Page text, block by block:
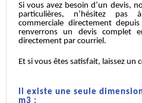
Si vous avez besoin d’un devis,
particulières, n’hésitez
commerciale directement
renverrons un devis complet
directement par courriel.
Et si vous êtes satisfait, laissez un
Il existe une seule
m3 :